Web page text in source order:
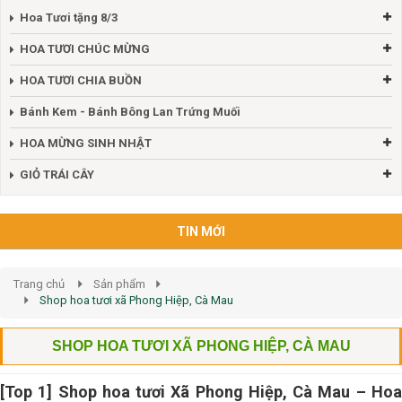
Hoa Tươi tặng 8/3
HOA TƯƠI CHÚC MỪNG
HOA TƯƠI CHIA BUỒN
Bánh Kem - Bánh Bông Lan Trứng Muối
HOA MỪNG SINH NHẬT
GIỎ TRÁI CÂY
TIN MỚI
Trang chủ
Sản phẩm
Shop hoa tươi xã Phong Hiệp, Cà Mau
SHOP HOA TƯƠI XÃ PHONG HIỆP, CÀ MAU
[Top 1] Shop hoa tươi Xã Phong Hiệp, Cà Mau – Hoa